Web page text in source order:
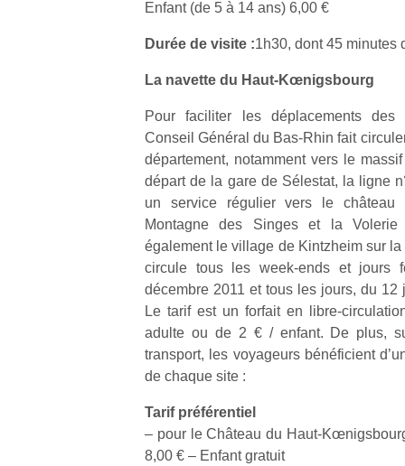
Enfant (de 5 à 14 ans) 6,00 €
Durée de visite :1h30, dont 45 minutes
La navette du Haut-Kœnigsbourg
Pour faciliter les déplacements
Conseil Général du Bas-Rhin fait
département, notamment vers le
départ de la gare de Sélestat, la ligne
un service régulier vers le château
Montagne des Singes et la
également le village de Kintzheim sur
circule tous les week-ends et jours
décembre 2011 et tous les jours, du 12
Le tarif est un forfait en libre-
adulte ou de 2 € / enfant. De plus,
transport, les voyageurs bénéficient
de chaque site :
Tarif préférentiel
– pour le Château du Haut-
8,00 € – Enfant gratuit
toujours
Conjuguer
activité
ou
apprentissage…
de…